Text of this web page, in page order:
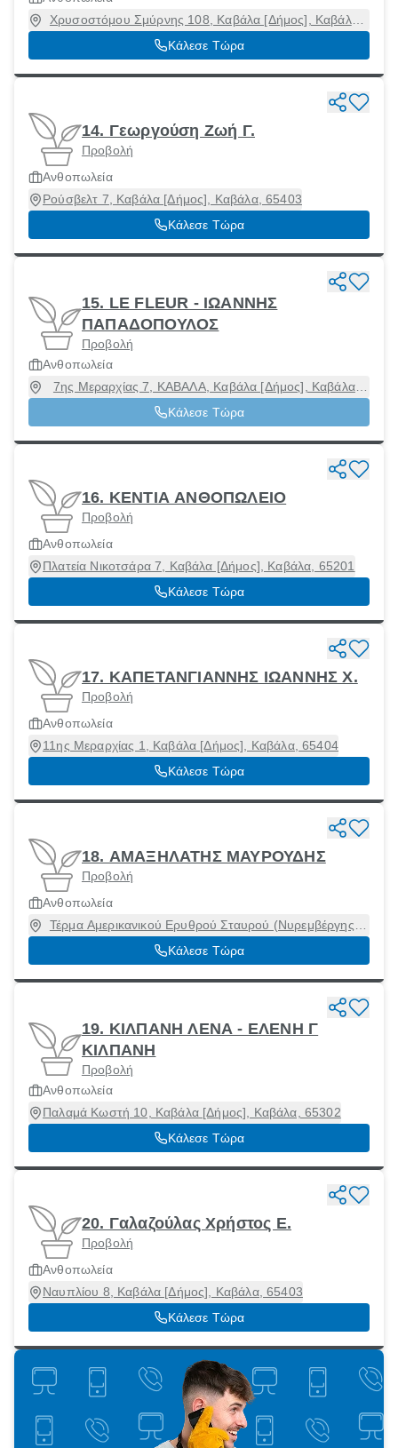
Χρυσοστόμου Σμύρνης 108, Καβάλα [Δήμος], Καβάλα,
65404
Κάλεσε Τώρα
14. Γεωργούση Ζωή Γ.
Προβολή
Ανθοπωλεία
Ρούσβελτ 7, Καβάλα [Δήμος], Καβάλα, 65403
Κάλεσε Τώρα
15. LE FLEUR - ΙΩΑΝΝΗΣ
ΠΑΠΑΔΟΠΟΥΛΟΣ
Προβολή
Ανθοπωλεία
7ης Μεραρχίας 7, ΚΑΒΑΛΑ, Καβάλα [Δήμος], Καβάλα,
65403
Κάλεσε Τώρα
16. ΚΕΝΤΙΑ ΑΝΘΟΠΩΛΕΙΟ
Προβολή
Ανθοπωλεία
Πλατεία Νικοτσάρα 7, Καβάλα [Δήμος], Καβάλα, 65201
Κάλεσε Τώρα
17. ΚΑΠΕΤΑΝΓΙΑΝΝΗΣ ΙΩΑΝΝΗΣ Χ.
Προβολή
Ανθοπωλεία
11ης Μεραρχίας 1, Καβάλα [Δήμος], Καβάλα, 65404
Κάλεσε Τώρα
18. ΑΜΑΞΗΛΑΤΗΣ ΜΑΥΡΟΥΔΗΣ
Προβολή
Ανθοπωλεία
Τέρμα Αμερικανικού Ερυθρού Σταυρού (Νυρεμβέργης),
Καβάλα [Δήμος], Καβάλα, 65201
Κάλεσε Τώρα
19. ΚΙΛΠΑΝΗ ΛΕΝΑ - ΕΛΕΝΗ Γ
ΚΙΛΠΑΝΗ
Προβολή
Ανθοπωλεία
Παλαμά Κωστή 10, Καβάλα [Δήμος], Καβάλα, 65302
Κάλεσε Τώρα
20. Γαλαζούλας Χρήστος Ε.
Προβολή
Ανθοπωλεία
Ναυπλίου 8, Καβάλα [Δήμος], Καβάλα, 65403
Κάλεσε Τώρα